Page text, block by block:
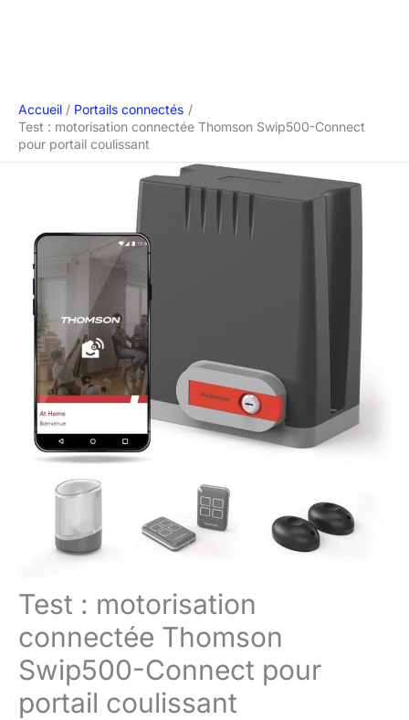
Accueil
Portails connectés
Test : motorisation connectée Thomson Swip500-Connect
pour portail coulissant
Test : motorisation
connectée Thomson
Swip500-Connect pour
portail coulissant